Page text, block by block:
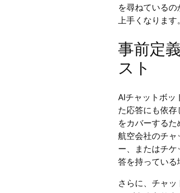
を尋ねている
上手くなります。
事前定
スト
AIチャットボッ
た応答にも依
をカバーするた
航空会社のチャ
ー、またはチ
答を持っている
さらに、チャ